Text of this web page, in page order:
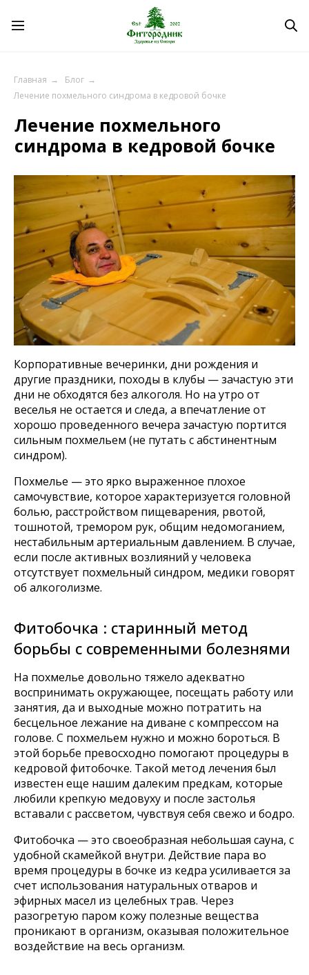
Главная → Блог →
Лечение похмельного синдрома в кедровой бочке
Лечение похмельного
синдрома в кедровой бочке
Корпоративные вечеринки, дни рождения и
другие праздники, походы в клубы — зачастую эти
дни не обходятся без алкоголя. Но на утро от
веселья не остается и следа, а впечатление от
хорошо проведенного вечера зачастую портится
сильным похмельем (не путать с абстинентным
синдром).
Похмелье — это ярко выраженное плохое
самочувствие, которое характеризуется головной
болью, расстройством пищеварения, рвотой,
тошнотой, тремором рук, общим недомоганием,
нестабильным артериальным давлением. В случае,
если после активных возлияний у человека
отсутствует похмельный синдром, медики говорят
об алкоголизме.
Фитобочка : старинный метод
борьбы с современными болезнями
На похмелье довольно тяжело адекватно
воспринимать окружающее, посещать работу или
занятия, да и выходные можно потратить на
бесцельное лежание на диване с компрессом на
голове. С похмельем нужно и можно бороться. В
этой борьбе превосходно помогают процедуры в
кедровой фитобочке. Такой метод лечения был
известен еще нашим далеким предкам, которые
любили крепкую медовуху и после застолья
вставали с рассветом, чувствуя себя свежо и бодро.
Фитобочка — это своеобразная небольшая сауна, с
удобной скамейкой внутри. Действие пара во
время процедуры в бочке из кедра усиливается за
счет использования натуральных отваров и
эфирных масел из целебных трав. Через
разогретую паром кожу полезные вещества
проникают в организм, оказывая положительное
воздействие на весь организм.